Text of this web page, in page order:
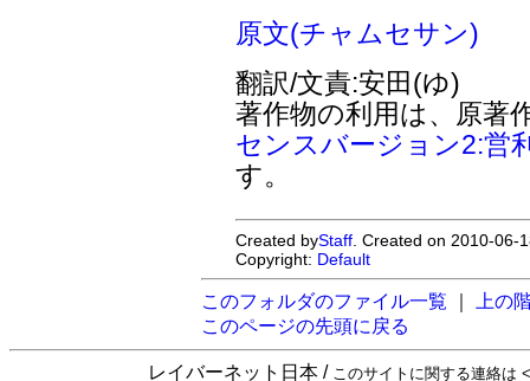
原文(チャムセサン)
翻訳/文責:安田(ゆ)
著作物の利用は、原著
センスバージョン2:営
す。
Created byStaff . Created on 2010-
Copyright: Default
このフォルダのファイル一覧
上の
このページの先頭に戻る
レイバーネット日本 / このサイトに関する連絡は